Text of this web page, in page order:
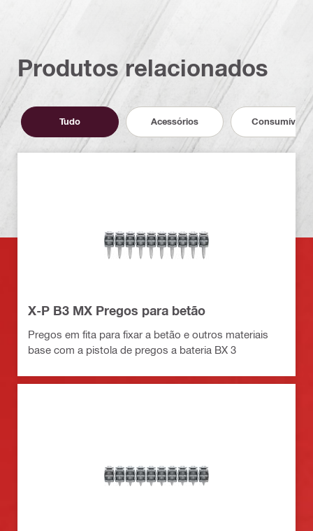
Produtos relacionados
Tudo Acessórios Consumíveis
X-P B3 MX Pregos para betão
Pregos em fita para fixar a betão e outros materiais
base com a pistola de pregos a bateria BX 3